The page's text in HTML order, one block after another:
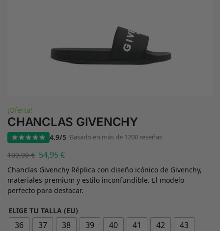
¡Oferta!
CHANCLAS GIVENCHY
4.9/5| Basado en más de 1200 reseñas
109,90€ 54,95 €
Chanclas Givenchy Réplica con diseño icónico de Givenchy,
materiales premium y estilo inconfundible. El modelo
perfecto para destacar.
ELIGE TU TALLA (EU)
36 37 38 39 40 41 42
43